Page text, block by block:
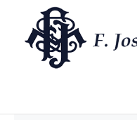
contenido